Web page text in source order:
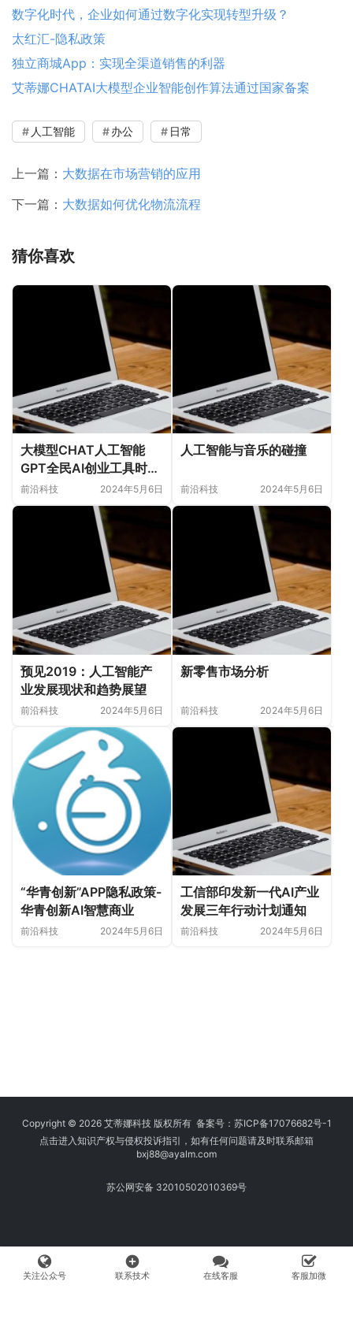
数字化时代，企业如何通过数字化实现转型升级？
太红汇-隐私政策
独立商城App：实现全渠道销售的利器
艾蒂娜CHATAI大模型企业智能创作算法通过国家备案
人工智能 办公 日常
上一篇： 大数据在市场营销的应用
下一篇： 大数据如何优化物流流程
猜你喜欢
大模型CHAT人工智能
GPT全民AI创业工具时代
发展与未来机遇
前沿科技 2024年5月6日
人工智能与音乐的碰撞
前沿科技 2024年5月6日
预见2019：人工智能产
业发展现状和趋势展望
前沿科技 2024年5月6日
新零售市场分析
前沿科技 2024年5月6日
“华青创新”APP隐私政策-
华青创新AI智慧商业
前沿科技 2024年5月6日
工信部印发新一代AI产业
发展三年行动计划通知
前沿科技 2024年5月6日
Copyright © 2026 艾蒂娜科技 版权所有 备案号： 苏ICP备17076682号-1
点击进入知识产权与侵权投诉指引，如有任何问题请及时联系邮箱
bxj88@ayalm.com
苏公网安备 32010502010369号
关注公众号
add_circle
联系技术 在线客服 客服加微